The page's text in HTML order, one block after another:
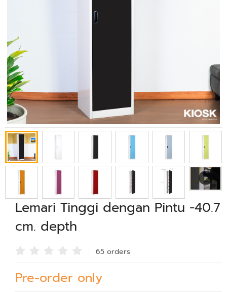
Lemari Tinggi dengan Pintu -40.7
cm. depth
65 orders
Pre-order only